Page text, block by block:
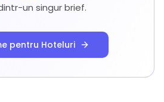
un singur brief.
pentru Hoteluri